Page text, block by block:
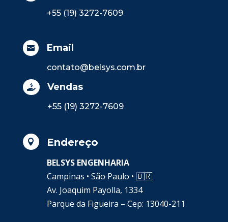
+55 (19) 3272-7609
 Email
contato@belsys.com.br
 Vendas
+55 (19) 3272-7609
 Endereço
BELSYS ENGENHARIA
Campinas • São Paulo • 🇧🇷
Av. Joaquim Payolla, 1334
Parque da Figueira – Cep: 13040-211